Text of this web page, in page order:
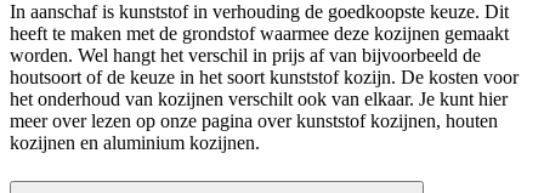
In aanschaf is kunststof in verhouding de goedkoopste keuze. Dit
heeft te maken met de grondstof waarmee deze kozijnen gemaakt
worden. Wel hangt het verschil in prijs af van bijvoorbeeld de
houtsoort of de keuze in het soort kunststof kozijn. De kosten voor
het onderhoud van kozijnen verschilt ook van elkaar. Je kunt hier
meer over lezen op onze pagina over kunststof kozijnen, houten
kozijnen en aluminium kozijnen.